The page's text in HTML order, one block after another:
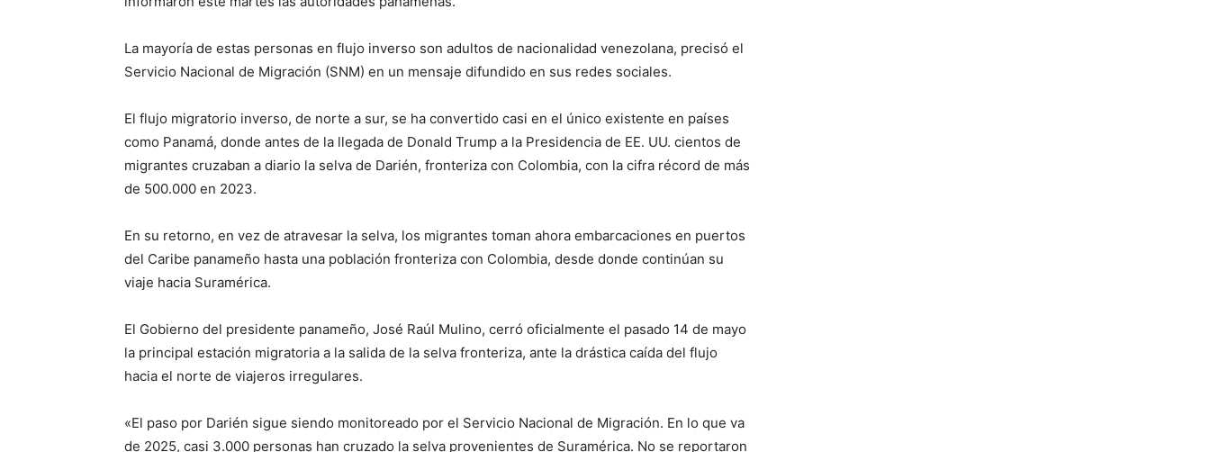
La mayoría de estas personas en flujo inverso son adultos de nacionalidad venezolana, precisó el
Servicio Nacional de Migración (SNM) en un mensaje difundido en sus redes sociales.
El flujo migratorio inverso, de norte a sur, se ha convertido casi en el único existente en países
como Panamá, donde antes de la llegada de Donald Trump a la Presidencia de EE. UU. cientos de
migrantes cruzaban a diario la selva de Darién, fronteriza con Colombia, con la cifra récord de más
de 500.000 en 2023.
En su retorno, en vez de atravesar la selva, los migrantes toman ahora embarcaciones en puertos
del Caribe panameño hasta una población fronteriza con Colombia, desde donde continúan su
viaje hacia Suramérica.
El Gobierno del presidente panameño, José Raúl Mulino, cerró oficialmente el pasado 14 de mayo
la principal estación migratoria a la salida de la selva fronteriza, ante la drástica caída del flujo
hacia el norte de viajeros irregulares.
«El paso por Darién sigue siendo monitoreado por el Servicio Nacional de Migración. En lo que va
de 2025, casi 3.000 personas han cruzado la selva provenientes de Suramérica. No se reportaron